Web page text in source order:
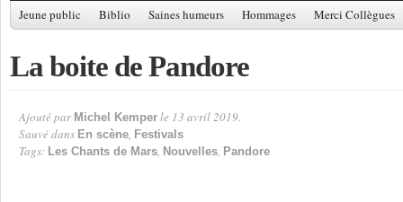
Jeune public Biblio Saines humeurs Hommages Merci Collègues
La boite de Pandore
Ajouté par Michel Kemper le 13 avril 2019.
Sauvé dans En scène, Festivals
Tags: Les Chants de Mars, Nouvelles, Pandore